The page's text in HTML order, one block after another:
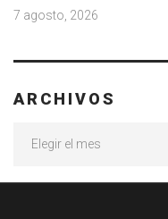
7 agosto, 2026
ARCHIVOS